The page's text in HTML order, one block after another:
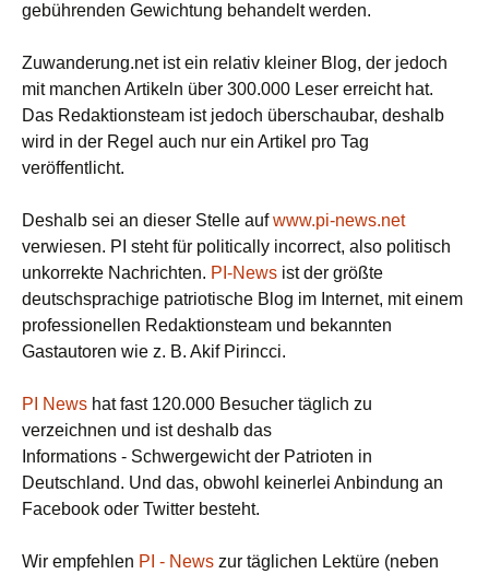
gebührenden Gewichtung behandelt werden.
Zuwanderung.net ist ein relativ kleiner Blog, der jedoch
mit manchen Artikeln über 300.000 Leser erreicht hat.
Das Redaktionsteam ist jedoch überschaubar, deshalb
wird in der Regel auch nur ein Artikel pro Tag
veröffentlicht.
Deshalb sei an dieser Stelle aufwww.pi-news.net
verwiesen. PI steht für politically incorrect, also politisch
unkorrekte Nachrichten. PI-News ist der größte
deutschsprachige patriotische Blog im Internet, mit einem
professionellen Redaktionsteam und bekannten
Gastautoren wie z. B. Akif Pirincci.
PI News hat fast 120.000 Besucher täglich zu
verzeichnen und ist deshalb das
Informations - Schwergewicht der Patrioten in
Deutschland. Und das, obwohl keinerlei Anbindung an
Facebook oder Twitter besteht.
Wir empfehlen PI - News zur täglichen Lektüre (neben